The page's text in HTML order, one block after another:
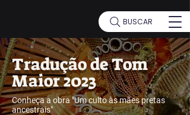
BUSCAR
Tradução de Tom
Maior 2023
Conheça a obra "Um culto às mães pretas
ancestrais"